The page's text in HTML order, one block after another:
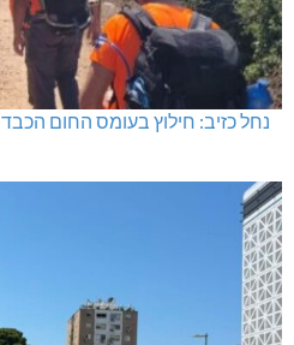
נחל כזיב: חילוץ בעומס החום הכבד